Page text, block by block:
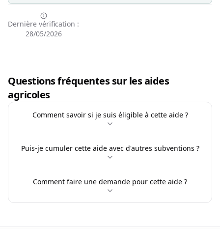
Dernière vérification :
28/05/2026
Questions fréquentes sur les aides
agricoles
Comment savoir si je suis éligible à cette aide ?
Puis-je cumuler cette aide avec d'autres subventions ?
Comment faire une demande pour cette aide ?